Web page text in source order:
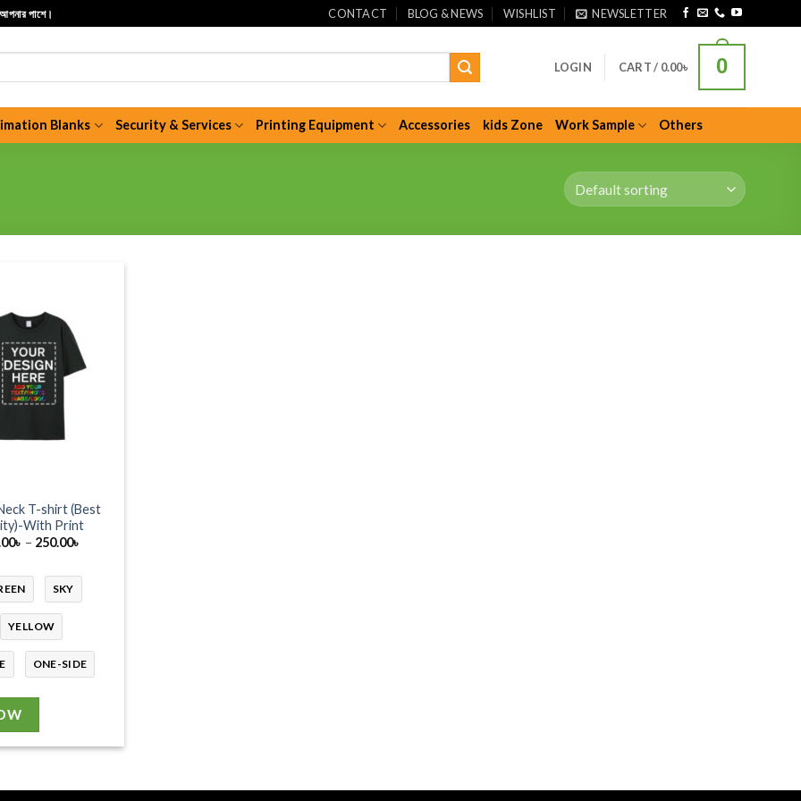
পাশে। CONTACT BLOG & NEWS WISHLIST NEWSLETTER
LOGIN CART / 0.00৳ 0
Blanks Security & Services Printing Equipment Accessories kids Zone Work Sample Others
T-shirt (Best
With Print
৳ – 250.00৳
through
SKY
YELLOW
ONE-SIDE